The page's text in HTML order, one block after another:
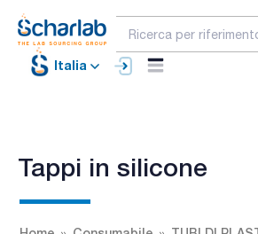
Italia
Tappi in silicone